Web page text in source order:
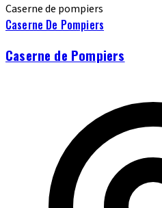
Caserne de pompiers
Caserne De Pompiers
Caserne de Pompiers